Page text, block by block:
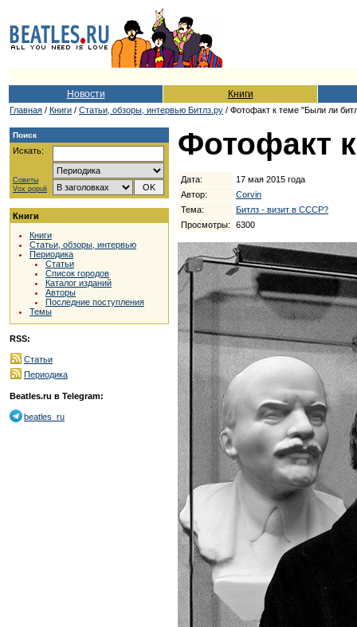
Новости Книги
Главная / Книги / Cтатьи, обзоры, интервью Битлз.ру / Фотофакт к теме "Были ли
Поиск
Искать:
Советы
Vox populi
Книги
Книги
Статьи, обзоры, интервью
Периодика
Статьи
Список городов
Каталог изданий
Авторы
Последние поступления
Темы
RSS:
Статьи
Периодика
Beatles.ru в Telegram:
beatles_ru
Фотофакт
Дата:
17 мая 2015 года
Автор:
Corvin
Тема:
Битлз - визит в СССР?
Просмотры:
6300